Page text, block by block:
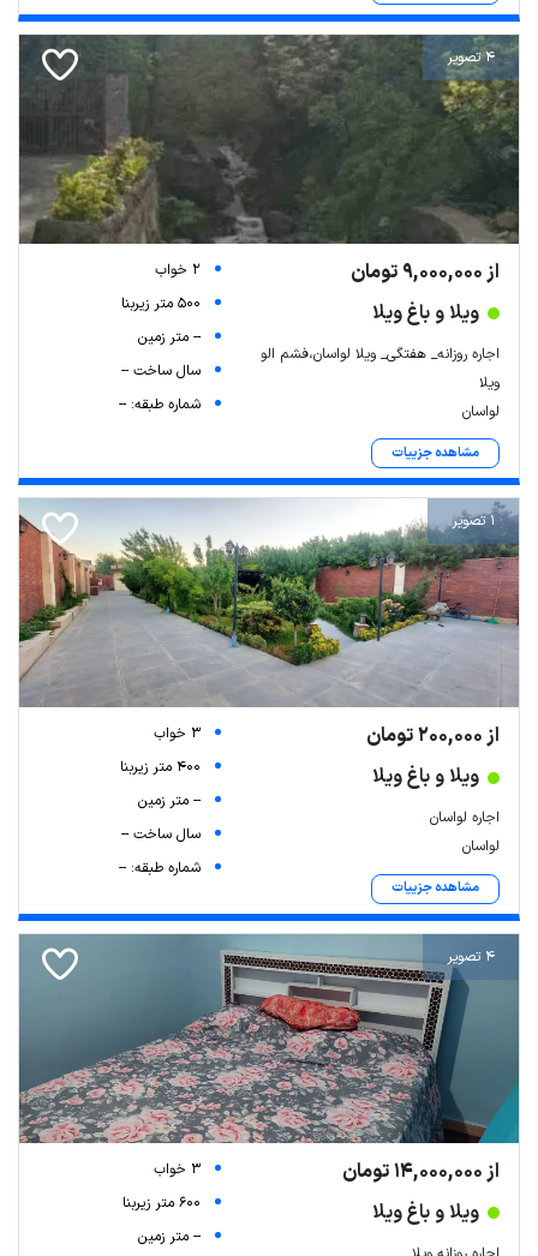
4 تصویر
از 9,000,000 تومان
ویلا و باغ ویلا
اجاره روزانه_ هفتگی_ ویلا لواسان،فشم الو
ویلا
لواسان
مشاهده جزییات
2 خواب
500 متر زیربنا
-- متر زمین
سال ساخت --
شماره طبقه: --
1 تصویر
از 200,000 تومان
ویلا و باغ ویلا
اجاره لواسان
لواسان
مشاهده جزییات
3 خواب
400 متر زیربنا
-- متر زمین
سال ساخت --
شماره طبقه: --
4 تصویر
از 14,000,000 تومان
ویلا و باغ ویلا
3 خواب
600 متر زیربنا
-- متر زمین